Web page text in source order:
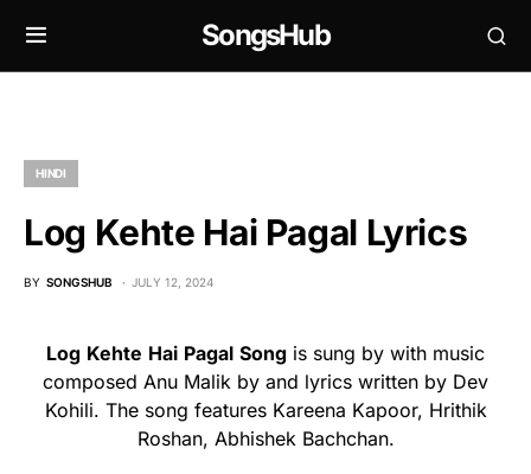
SongsHub
HINDI
Log Kehte Hai Pagal Lyrics
BY SONGSHUB JULY 12, 2024
Log Kehte Hai Pagal Song is sung by with music
composed Anu Malik by and lyrics written by Dev
Kohili. The song features Kareena Kapoor, Hrithik
Roshan, Abhishek Bachchan.